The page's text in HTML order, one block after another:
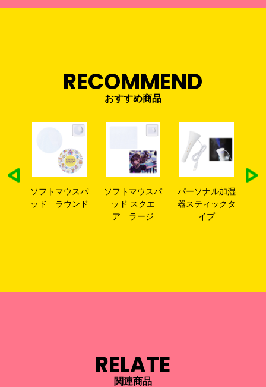
RECOMMEND
おすすめ商品
ソフトマウスパ
ッド スクエ
パーソナル加湿
器スティックタ
イプ
レザーマウスパ
ッド(スクエア)
RELATE
関連商品